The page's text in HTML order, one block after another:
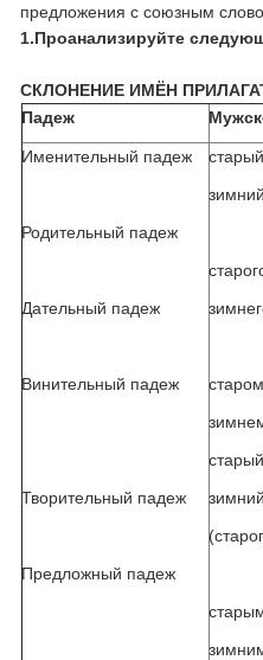
предложения с союзным
1.Проанализируйте
СКЛОНЕНИЕ ИМЁН
Падеж
Именительный падеж
Родительный падеж
Дательный падеж
Винительный падеж
Творительный падеж
Предложный падеж